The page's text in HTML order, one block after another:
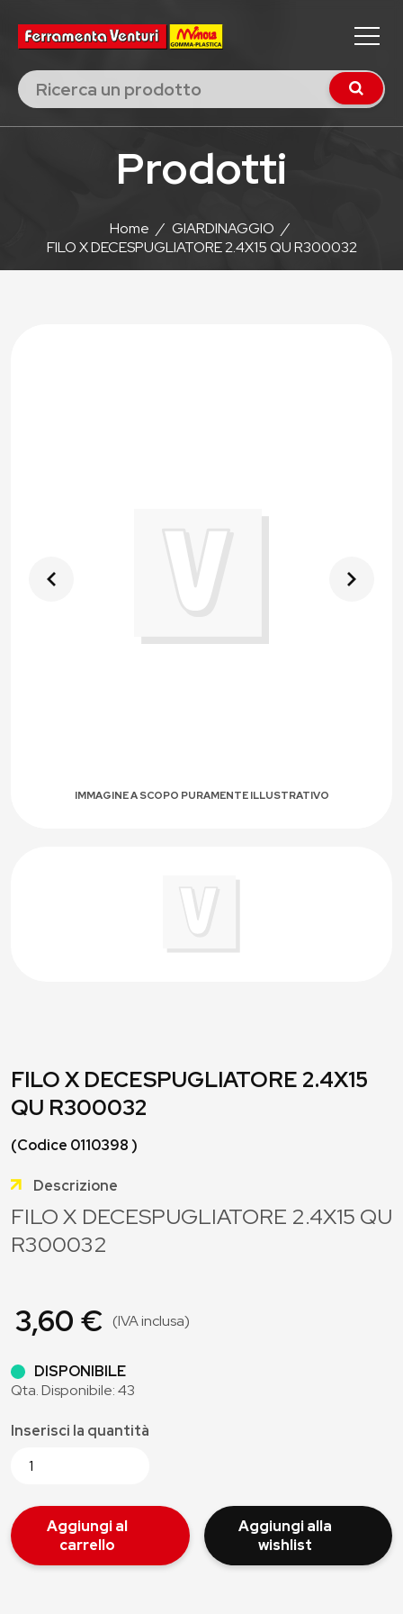
Prodotti
Home / GIARDINAGGIO /
FILO X DECESPUGLIATORE 2.4X15 QU R300032
IMMAGINE A SCOPO PURAMENTE ILLUSTRATIVO
FILO X DECESPUGLIATORE 2.4X15
QU R300032
(Codice 0110398 )
Descrizione
FILO X DECESPUGLIATORE 2.4X15 QU
R300032
3,60 € (IVA inclusa)
DISPONIBILE
Qta. Disponibile: 43
Inserisci la quantità
Aggiungi al
carrello
Aggiungi alla
wishlist